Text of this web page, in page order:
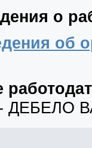
о
об
-